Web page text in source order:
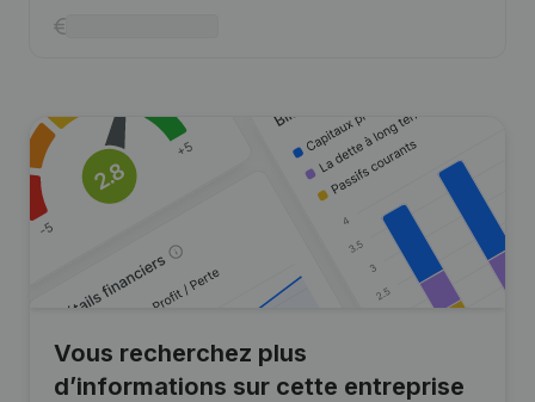
Vous recherchez plus
d’informations sur cette entreprise